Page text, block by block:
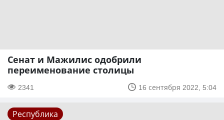
Сенат и Мажилис одобрили
переименование столицы
2341 16 сентября 2022, 5:04
Республика